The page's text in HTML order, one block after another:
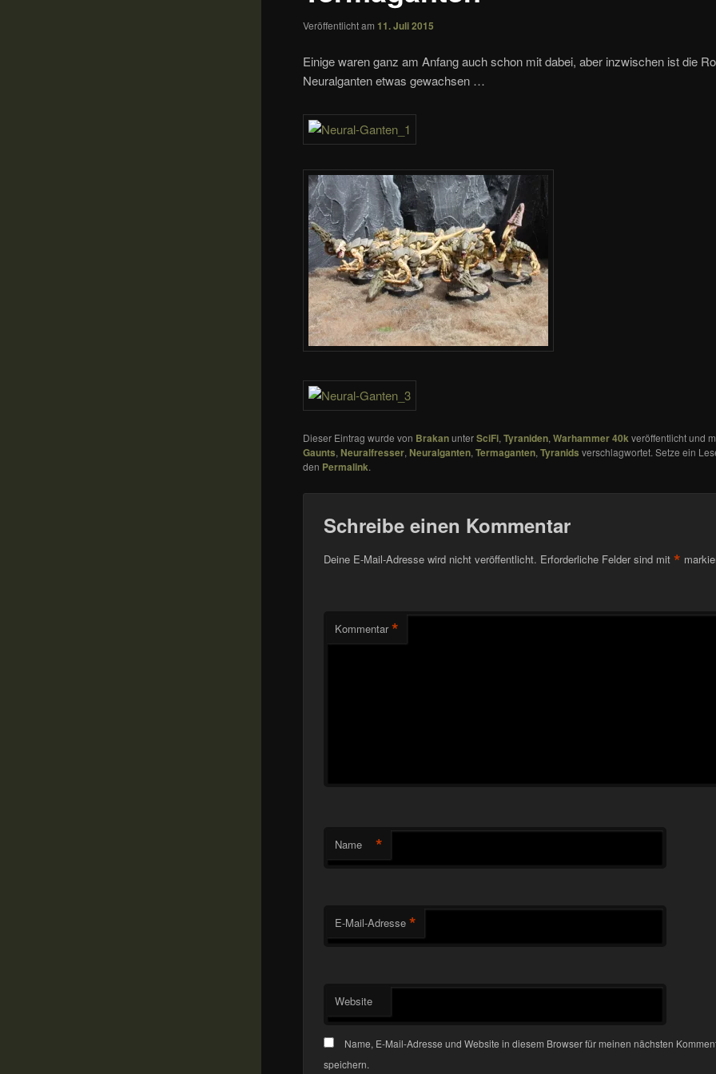
Veröffentlicht am 11. Juli 2015
Einige waren ganz am Anfang auch schon mit dabei, aber inzwischen ist die
Neuralganten etwas gewachsen …
Dieser Eintrag wurde von BrakanunterSciFi,Tyraniden,Warhammer 40k veröffentlicht und
Gaunts, Neuralfresser, Neuralganten,Termaganten,Tyranids verschlagwortet. Setze ein
den Permalink.
Schreibe einen Kommentar
Deine E-Mail-Adresse wird nicht veröffentlicht. Erforderliche Felder sind mit *
Kommentar *
Name *
E-Mail-Adresse *
Website
Name, E-Mail-Adresse und Website in diesem Browser für meinen nächsten
speichern.